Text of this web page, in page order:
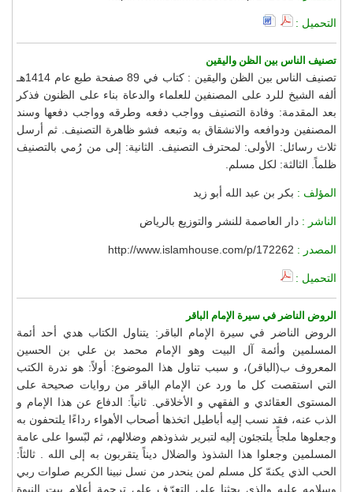
التحميل :
تصنيف الناس بين الظن واليقين
تصنيف الناس بين الظن واليقين : كتاب في 89 صفحة طبع عام 1414هـ
ألفه الشيخ للرد على المصنفين للعلماء والدعاة بناء على الظنون فذكر
بعد المقدمة: وفادة التصنيف وواجب دفعه وطرقه وواجب دفعها وسند
المصنفين ودوافعه والانشقاق به وتبعه فشو ظاهرة التصنيف. ثم أرسل
ثلاث رسائل: الأولى: لمحترف التصنيف. الثانية: إلى من رُمي بالتصنيف
ظلماً. الثالثة: لكل مسلم.
المؤلف : بكر بن عبد الله أبو زيد
الناشر : دار العاصمة للنشر والتوزيع بالرياض
المصدر : http://www.islamhouse.com/p/172262
التحميل :
الروض الناضر في سيرة الإمام الباقر
الروض الناضر في سيرة الإمام الباقر: يتناول الكتاب هدي أحد أئمة
المسلمين وأئمة آل البيت وهو الإمام محمد بن علي بن الحسين
المعروف ب(الباقر)، و سبب تناول هذا الموضوع: أولاً: هو ندرة الكتب
التي استقصت كل ما ورد عن الإمام الباقر من روايات صحيحة على
المستوى العقائدي و الفقهي و الأخلاقي. ثانياً: الدفاع عن هذا الإمام و
الذب عنه، فقد نسب إليه أباطيل اتخذها أصحاب الأهواء رداءًا يلتحفون به
وجعلوها ملجأً يلتجئون إليه لتبرير شذوذهم وضلالهم، ثم لبّسوا على عامة
المسلمين وجعلوا هذا الشذوذ والضلال ديناً يتقربون به إلى الله . ثالثاً:
الحب الذي يكنهّ كل مسلم لمن ينحدر من نسل نبينا الكريم صلوات ربي
وسلامه عليه والذي يحثنا على التعرّف على ترجمة أعلام بيت النبوة